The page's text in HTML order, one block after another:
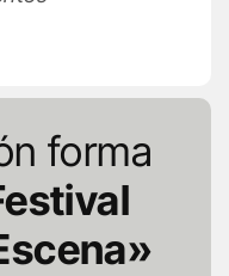
forma